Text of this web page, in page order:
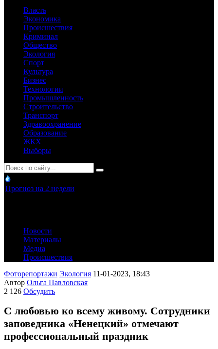
Власть
Экономика
Происшествия
Криминал
Общество
Экология
Спорт
Культура
Бизнес
Технологии
Промышленность
Строительство
Транспорт
Здравоохранение
Образование
ЖКХ
Выборы
Прогноз на 2 недели
Новости
Материалы
Медиа
Происшествия
Фоторепортажи Экология 11-01-2023, 18:43
Автор Ольга Павловская
2 126 Обсудить
С любовью ко всему живому. Сотрудники
заповедника «Ненецкий» отмечают
профессиональный праздник